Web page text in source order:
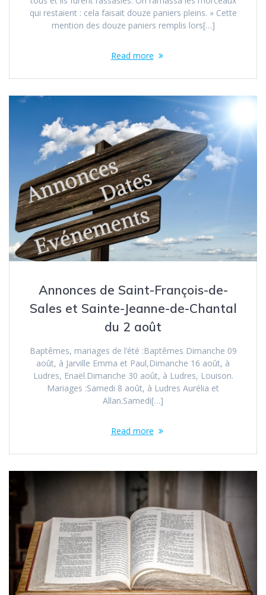
qui restaient : cela faisait douze paniers pleins. » Cette
mention des douze paniers remplis lors[…]
Read more
Annonces de Saint-François-de-
Sales et Sainte-Jeanne-de-Chantal
du 2 août
Baptêmes, mariages de l’été :Baptêmes Dimanche 09
août, à Jarville Emma et Paul,Dimanche 16 août, à
Ludres, Enaël.Dimanche 30 août, à Ludres, Louison.
Mariages :Samedi 8 août, à Ludres Aurélia et
Allan.Samedi[…]
Read more